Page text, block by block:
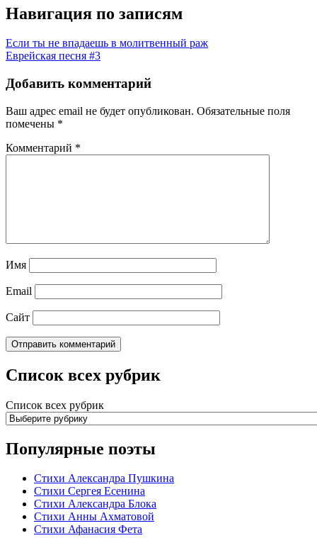
Навигация по записям
Если ты не впадаешь в молитвенный раж
Еврейская песня #3
Добавить комментарий
Ваш адрес email не будет опубликован. Обязательные поля
помечены *
Комментарий *
Имя
Email
Сайт
Список всех рубрик
Список всех рубрик
Популярные поэты
Стихи Александра Пушкина
Стихи Сергея Есенина
Стихи Александра Блока
Стихи Анны Ахматовой
Стихи Афанасия Фета